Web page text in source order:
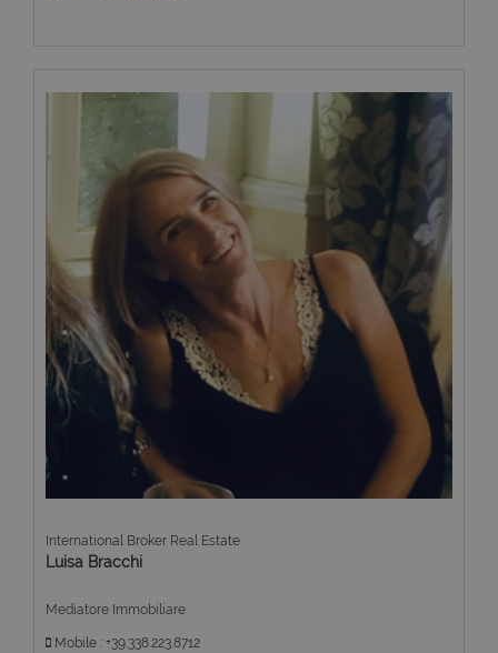
International Broker Real Estate
Luisa Bracchi
Mediatore Immobiliare
Mobile : +39.338.223.8712